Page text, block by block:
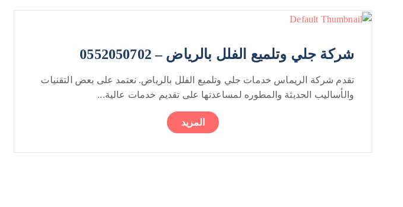
شركة جلي وتلميع الفلل بالرياض – 0552050702
تقدم شركة الريماس خدمات جلي وتلميع الفلل بالرياض. نعتمد على بعض التقنيات
والأساليب الحديثة والمطوره لمساعدتها على تقديم خدمات عالية...
المزيد